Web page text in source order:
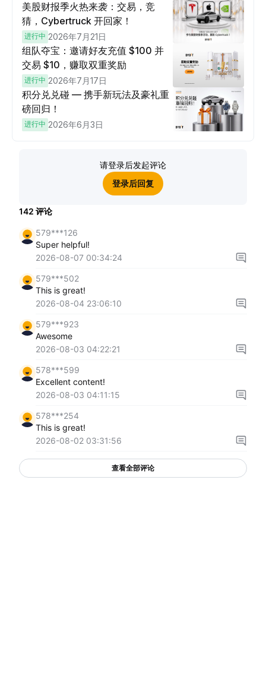
美股财报季火热来袭：交易，竞
猜，Cybertruck 开回家！
进行中 2026年7月21日
组队夺宝：邀请好友充值 $100 并
交易 $10，赚取双重奖励
进行中 2026年7月17日
积分兑兑碰 — 携手新玩法及豪礼重
磅回归！
进行中 2026年6月3日
请登录后发起评论
登录后回复
142 评论
579***126
Super helpful!
2026-08-07 00:34:24
579***502
This is great!
2026-08-04 23:06:10
579***923
Awesome
2026-08-03 04:22:21
578***599
Excellent content!
2026-08-03 04:11:15
578***254
This is great!
2026-08-02 03:31:56
查看全部评论